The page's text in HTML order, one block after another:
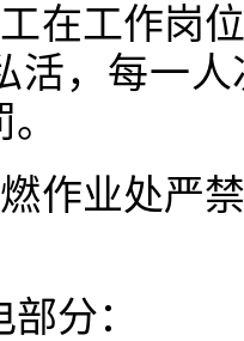
在工作岗
活，每一
作业处严
分：